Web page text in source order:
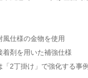
風仕様の金物を使用
着剤を用いた補強仕様
「2丁掛け」で強化する事